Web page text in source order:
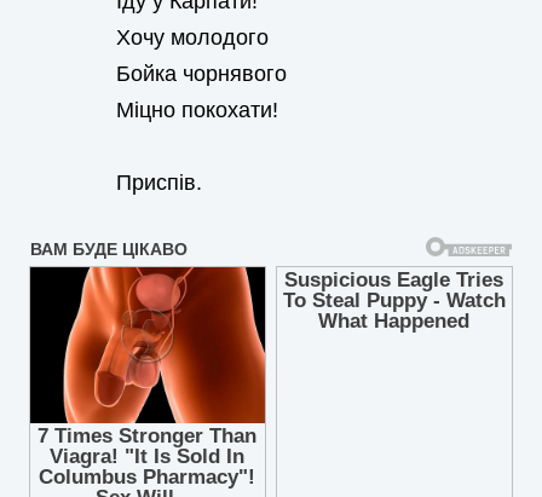
Хочу молодого
Бойка чорнявого
Міцно покохати!
Приспів.